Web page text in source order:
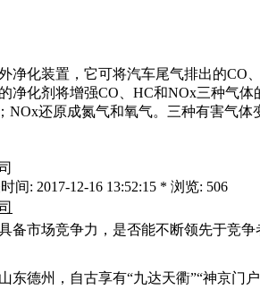
净化装置，它可将汽车尾气排出的CO
净化剂将增强CO、HC和NOx三种气
还原成氮气和氧气。三种有害气体
: 2017-12-16 13:52:15 * 浏览: 506
备市场竞争力，是否能不断领先于竞
东德州，自古享有“九达天衢”“神京门